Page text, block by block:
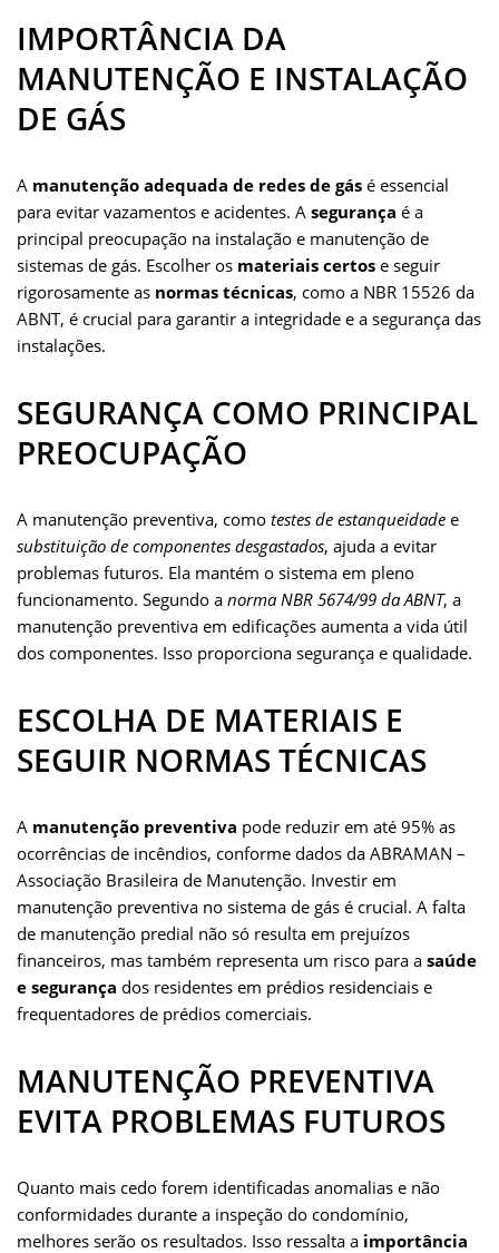
IMPORTÂNCIA DA
MANUTENÇÃO E INSTALAÇÃO
DE GÁS
A manutenção adequada de redes de gás é essencial
para evitar vazamentos e acidentes. A segurança é a
principal preocupação na instalação e manutenção de
sistemas de gás. Escolher os materiais certos e seguir
rigorosamente as normas técnicas, como a NBR 15526 da
ABNT, é crucial para garantir a integridade e a segurança das
instalações.
SEGURANÇA COMO PRINCIPAL
PREOCUPAÇÃO
A manutenção preventiva, como testes de estanqueidade e
substituição de componentes desgastados, ajuda a evitar
problemas futuros. Ela mantém o sistema em pleno
funcionamento. Segundo a norma NBR 5674/99 da ABNT, a
manutenção preventiva em edificações aumenta a vida útil
dos componentes. Isso proporciona segurança e qualidade.
ESCOLHA DE MATERIAIS E
SEGUIR NORMAS TÉCNICAS
A manutenção preventiva pode reduzir em até 95% as
ocorrências de incêndios, conforme dados da ABRAMAN –
Associação Brasileira de Manutenção. Investir em
manutenção preventiva no sistema de gás é crucial. A falta
de manutenção predial não só resulta em prejuízos
financeiros, mas também representa um risco para a saúde
e segurança dos residentes em prédios residenciais e
frequentadores de prédios comerciais.
MANUTENÇÃO PREVENTIVA
EVITA PROBLEMAS FUTUROS
Quanto mais cedo forem identificadas anomalias e não
conformidades durante a inspeção do condomínio,
melhores serão os resultados. Isso ressalta a importância